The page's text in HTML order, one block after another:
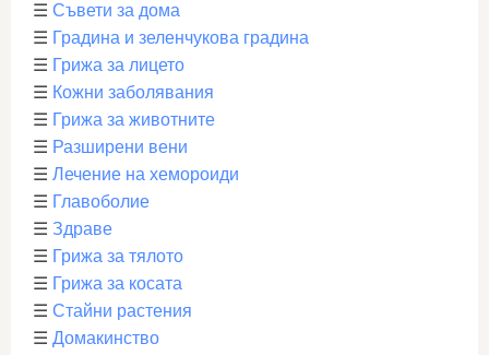
☰ Съвети за дома
☰ Градина и зеленчукова градина
☰ Грижа за лицето
☰ Кожни заболявания
☰ Грижа за животните
☰ Разширени вени
☰ Лечение на хемороиди
☰ Главоболие
☰ Здраве
☰ Грижа за тялото
☰ Грижа за косата
☰ Стайни растения
☰ Домакинство